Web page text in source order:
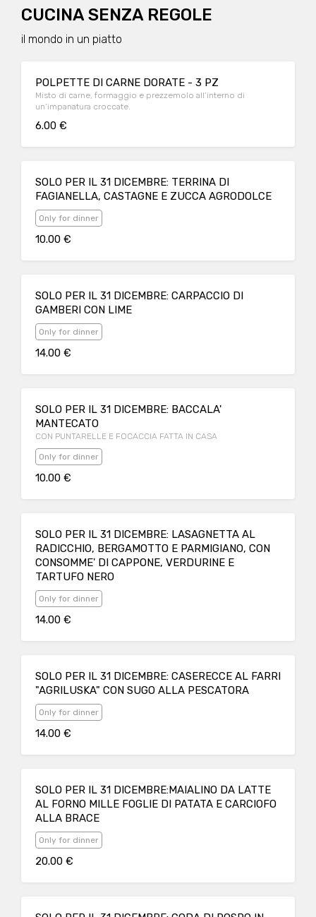
CUCINA SENZA REGOLE
il mondo in un piatto
POLPETTE DI CARNE DORATE - 3 PZ
Misto di carne, formaggio e prezzemolo all’interno di
un’impanatura croccate.
6.00 €
SOLO PER IL 31 DICEMBRE: TERRINA DI
FAGIANELLA, CASTAGNE E ZUCCA AGRODOLCE
Only for dinner
10.00 €
SOLO PER IL 31 DICEMBRE: CARPACCIO DI
GAMBERI CON LIME
Only for dinner
14.00 €
SOLO PER IL 31 DICEMBRE: BACCALA'
MANTECATO
CON PUNTARELLE E FOCACCIA FATTA IN CASA
Only for dinner
10.00 €
SOLO PER IL 31 DICEMBRE: LASAGNETTA AL
RADICCHIO, BERGAMOTTO E PARMIGIANO, CON
CONSOMME' DI CAPPONE, VERDURINE E
TARTUFO NERO
Only for dinner
14.00 €
SOLO PER IL 31 DICEMBRE: CASERECCE AL FARRI
"AGRILUSKA" CON SUGO ALLA PESCATORA
Only for dinner
14.00 €
SOLO PER IL 31 DICEMBRE:MAIALINO DA LATTE
AL FORNO MILLE FOGLIE DI PATATA E CARCIOFO
ALLA BRACE
Only for dinner
20.00 €